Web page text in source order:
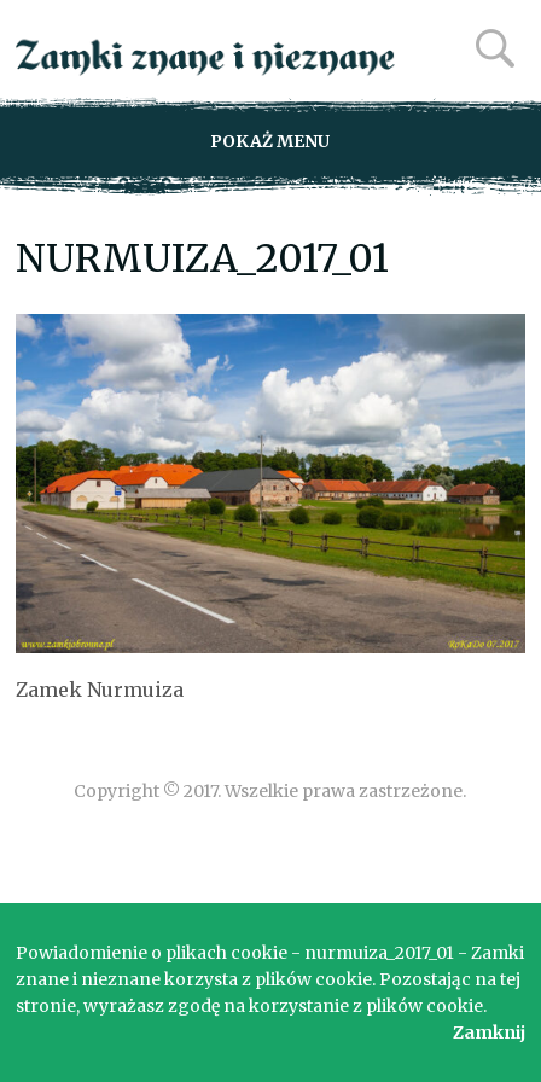
POKAŻ MENU
NURMUIZA_2017_01
Zamek Nurmuiza
Copyright © 2017. Wszelkie prawa zastrzeżone.
Powiadomienie o plikach cookie - nurmuiza_2017_01 - Zamki
znane i nieznane korzysta z plików cookie. Pozostając na tej
stronie, wyrażasz zgodę na korzystanie z plików cookie.
Zamknij